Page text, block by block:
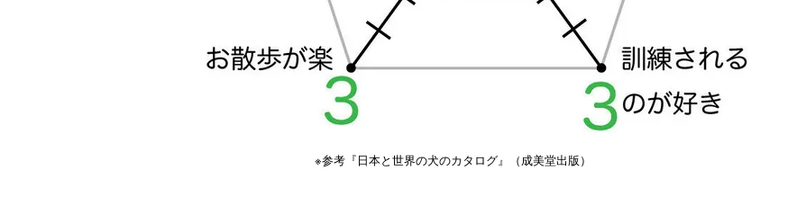
※参考『日本と世界の犬のカタログ』（成美堂出版）